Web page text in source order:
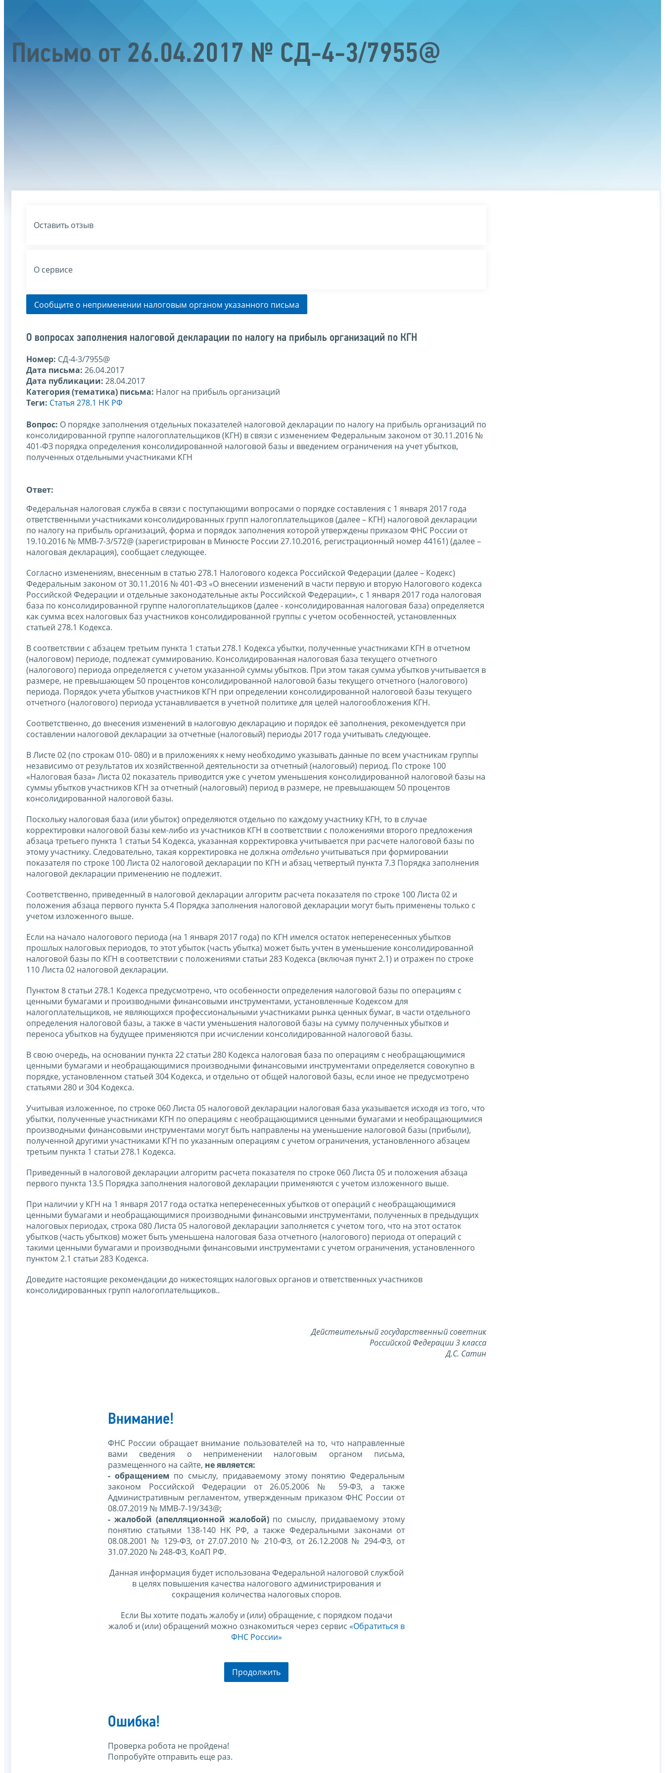
Письмо от 26.04.2017 № СД-4-3/7955@
Оставить отзыв
О сервисе
Сообщите о неприменении налоговым органом указанного письма
О вопросах заполнения налоговой декларации по налогу на прибыль организаций по КГН
Номер: СД-4-3/7955@
Дата письма: 26.04.2017
Дата публикации: 28.04.2017
Категория (тематика) письма: Налог на прибыль организаций
Теги: Статья 278.1 НК РФ
Вопрос: О порядке заполнения отдельных показателей налоговой декларации по налогу на прибыль организаций по
консолидированной группе налогоплательщиков (КГН) в связи с изменением Федеральным законом от 30.11.2016 №
401-ФЗ порядка определения консолидированной налоговой базы и введением ограничения на учет убытков,
полученных отдельными участниками КГН
Ответ:
Федеральная налоговая служба в связи с поступающими вопросами о порядке составления с 1 января 2017 года
ответственными участниками консолидированных групп налогоплательщиков (далее – КГН) налоговой декларации
по налогу на прибыль организаций, форма и порядок заполнения которой утверждены приказом ФНС России от
19.10.2016 № ММВ-7-3/572@ (зарегистрирован в Минюсте России 27.10.2016, регистрационный номер 44161) (далее –
налоговая декларация), сообщает следующее.
Согласно изменениям, внесенным в статью 278.1 Налогового кодекса Российской Федерации (далее – Кодекс)
Федеральным законом от 30.11.2016 № 401-ФЗ «О внесении изменений в части первую и вторую Налогового кодекса
Российской Федерации и отдельные законодательные акты Российской Федерации», с 1 января 2017 года налоговая
база по консолидированной группе налогоплательщиков (далее - консолидированная налоговая база) определяется
как сумма всех налоговых баз участников консолидированной группы с учетом особенностей, установленных
статьей 278.1 Кодекса.
В соответствии с абзацем третьим пункта 1 статьи 278.1 Кодекса убытки, полученные участниками КГН в отчетном
(налоговом) периоде, подлежат суммированию. Консолидированная налоговая база текущего отчетного
(налогового) периода определяется с учетом указанной суммы убытков. При этом такая сумма убытков учитывается в
размере, не превышающем 50 процентов консолидированной налоговой базы текущего отчетного (налогового)
периода. Порядок учета убытков участников КГН при определении консолидированной налоговой базы текущего
отчетного (налогового) периода устанавливается в учетной политике для целей налогообложения КГН.
Соответственно, до внесения изменений в налоговую декларацию и порядок её заполнения, рекомендуется при
составлении налоговой декларации за отчетные (налоговый) периоды 2017 года учитывать следующее.
В Листе 02 (по строкам 010- 080) и в приложениях к нему необходимо указывать данные по всем участникам группы
независимо от результатов их хозяйственной деятельности за отчетный (налоговый) период. По строке 100
«Налоговая база» Листа 02 показатель приводится уже с учетом уменьшения консолидированной налоговой базы на
суммы убытков участников КГН за отчетный (налоговый) период в размере, не превышающем 50 процентов
консолидированной налоговой базы.
Поскольку налоговая база (или убыток) определяются отдельно по каждому участнику КГН, то в случае
корректировки налоговой базы кем-либо из участников КГН в соответствии с положениями второго предложения
абзаца третьего пункта 1 статьи 54 Кодекса, указанная корректировка учитывается при расчете налоговой базы по
этому участнику. Следовательно, такая корректировка не должна отдельноучитываться при формировании
показателя по строке 100 Листа 02 налоговой декларации по КГН и абзац четвертый пункта 7.3 Порядка заполнения
налоговой декларации применению не подлежит.
Соответственно, приведенный в налоговой декларации алгоритм расчета показателя по строке 100 Листа 02 и
положения абзаца первого пункта 5.4 Порядка заполнения налоговой декларации могут быть применены только с
учетом изложенного выше.
Если на начало налогового периода (на 1 января 2017 года) по КГН имелся остаток неперенесенных убытков
прошлых налоговых периодов, то этот убыток (часть убытка) может быть учтен в уменьшение консолидированной
налоговой базы по КГН в соответствии с положениями статьи 283 Кодекса (включая пункт 2.1) и отражен по строке
110 Листа 02 налоговой декларации.
Пунктом 8 статьи 278.1 Кодекса предусмотрено, что особенности определения налоговой базы по операциям с
ценными бумагами и производными финансовыми инструментами, установленные Кодексом для
налогоплательщиков, не являющихся профессиональными участниками рынка ценных бумаг, в части отдельного
определения налоговой базы, а также в части уменьшения налоговой базы на сумму полученных убытков и
переноса убытков на будущее применяются при исчислении консолидированной налоговой базы.
В свою очередь, на основании пункта 22 статьи 280 Кодекса налоговая база по операциям с необращающимися
ценными бумагами и необращающимися производными финансовыми инструментами определяется совокупно в
порядке, установленном статьей 304 Кодекса, и отдельно от общей налоговой базы, если иное не предусмотрено
статьями 280 и 304 Кодекса.
Учитывая изложенное, по строке 060 Листа 05 налоговой декларации налоговая база указывается исходя из того, что
убытки, полученные участниками КГН по операциям с необращающимися ценными бумагами и необращающимися
производными финансовыми инструментами могут быть направлены на уменьшение налоговой базы (прибыли),
полученной другими участниками КГН по указанным операциям с учетом ограничения, установленного абзацем
третьим пункта 1 статьи 278.1 Кодекса.
Приведенный в налоговой декларации алгоритм расчета показателя по строке 060 Листа 05 и положения абзаца
первого пункта 13.5 Порядка заполнения налоговой декларации применяются с учетом изложенного выше.
При наличии у КГН на 1 января 2017 года остатка неперенесенных убытков от операций с необращающимися
ценными бумагами и необращающимися производными финансовыми инструментами, полученных в предыдущих
налоговых периодах, строка 080 Листа 05 налоговой декларации заполняется с учетом того, что на этот остаток
убытков (часть убытков) может быть уменьшена налоговая база отчетного (налогового) периода от операций с
такими ценными бумагами и производными финансовыми инструментами с учетом ограничения, установленного
пунктом 2.1 статьи 283 Кодекса.
Доведите настоящие рекомендации до нижестоящих налоговых органов и ответственных участников
консолидированных групп налогоплательщиков..
Действительный государственный советник
Российской Федерации 3 класса
Д.С. Сатин
Внимание!
ФНС России обращает внимание пользователей на то, что направленные
вами сведения о неприменении налоговым органом письма,
размещенного на сайте, не является:
- обращением по смыслу, придаваемому этому понятию Федеральным
законом Российской Федерации от 26.05.2006 № 59-ФЗ, а также
Административным регламентом, утвержденным приказом ФНС России от
08.07.2019 № ММВ-7-19/343@;
- жалобой (апелляционной жалобой)по смыслу, придаваемому этому
понятию статьями 138-140 НК РФ, а также Федеральными законами от
08.08.2001 № 129-ФЗ, от 27.07.2010 № 210-ФЗ, от 26.12.2008 № 294-ФЗ, от
31.07.2020 № 248-ФЗ, КоАП РФ.
Данная информация будет использована Федеральной налоговой службой
в целях повышения качества налогового администрирования и
сокращения количества налоговых споров.
Если Вы хотите подать жалобу и (или) обращение, с порядком подачи
жалоб и (или) обращений можно ознакомиться через сервис «Обратиться в
ФНС России»
Продолжить
Ошибка!
Проверка робота не пройдена!
Попробуйте отправить еще раз.